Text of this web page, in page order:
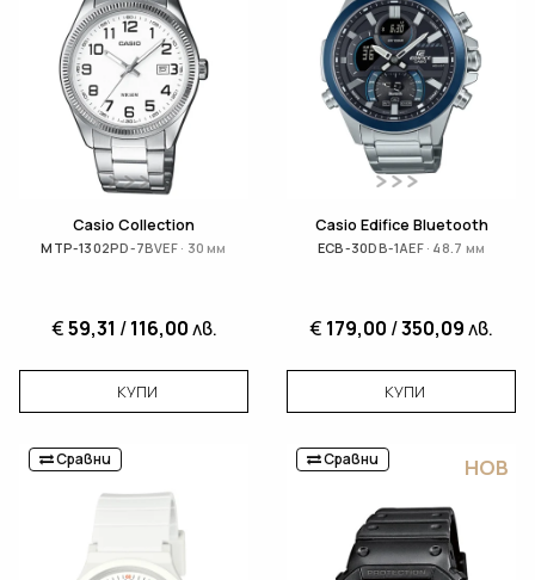
Casio Collection
MTP-1302PD-7BVEF · 30 мм
€59,31 /116,00лв.
КУПИ
Casio Edifice Bluetooth
ECB-30DB-1AEF · 48.7 мм
€ 179,00 /350,09лв.
КУПИ
Сравни Сравни НОВ